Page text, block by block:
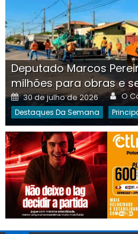
Deputado Marcos
milhões para obras e
Posted
on
30 de julho de 2026 O
Destaques Da Semana